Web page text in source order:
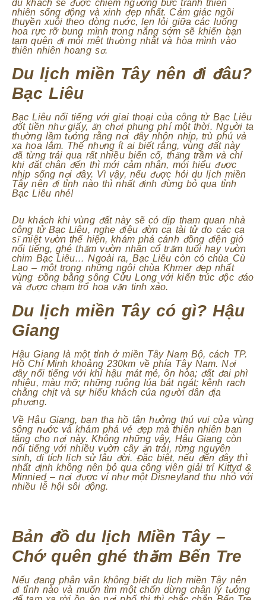
du khách sẽ được chiêm ngưỡng bức tranh thiên
nhiên sống động và xinh đẹp nhất. Cảm giác ngồi
thuyền xuôi theo dòng nước, len lỏi giữa các luống
hoa rực rỡ bung mình trong nắng sớm sẽ khiến bạn
tạm quên đi mỏi mệt thường nhật và hòa mình vào
thiên nhiên hoang sơ.
Du lịch miền Tây nên đi đâu?
Bạc Liêu
Bạc Liêu nổi tiếng với giai thoại của công tử Bạc Liêu
đốt tiền như giấy, ăn chơi phung phí một thời. Người ta
thường lầm tưởng rằng nơi đây nhộn nhịp, trù phú và
xa hoa lắm. Thế nhưng ít ai biết rằng, vùng đất này
đã từng trải qua rất nhiều biến cố, thăng trầm và chỉ
khi đặt chân đến thì mới cảm nhận, mới hiểu được
nhịp sống nơi đây. Vì vậy, nếu được hỏi du lịch miền
Tây nên đi tỉnh nào thì nhất định đừng bỏ qua tỉnh
Bạc Liêu nhé!
Du khách khi vùng đất này sẽ có dịp tham quan nhà
công tử Bạc Liêu, nghe điệu đờn ca tài tử do các ca
sĩ miệt vườn thể hiện, khám phá cánh đồng điện gió
nổi tiếng, ghé thăm vườn nhãn cổ trăm tuổi hay vườn
chim Bạc Liêu… Ngoài ra, Bạc Liêu còn có chùa Cù
Lao – một trong những ngôi chùa Khmer đẹp nhất
vùng Đồng bằng sông Cửu Long với kiến trúc độc đáo
và được chạm trổ hoa văn tinh xảo.
Du lịch miền Tây có gì? Hậu
Giang
Hậu Giang là một tỉnh ở miền Tây Nam Bộ, cách TP.
Hồ Chí Minh khoảng 230km về phía Tây Nam. Nơi
đây nổi tiếng với khí hậu mát mẻ, ôn hòa; đất đai phì
nhiêu, màu mỡ; những ruộng lúa bát ngát; kênh rạch
chằng chịt và sự hiếu khách của người dân địa
phương.
Về Hậu Giang, bạn tha hồ tận hưởng thú vui của vùng
sông nước và khám phá vẻ đẹp mà thiên nhiên ban
tặng cho nơi này. Không những vậy, Hậu Giang còn
nổi tiếng với nhiều vườn cây ăn trái, rừng nguyên
sinh, di tích lịch sử lâu đời. Đặc biệt, nếu đến đây thì
nhất định không nên bỏ qua công viên giải trí Kittyd &
Minnied – nơi được ví như một Disneyland thu nhỏ với
nhiều lễ hội sôi động.
Bản đồ du lịch Miền Tây –
Chớ quên ghé thăm Bến Tre
Nếu đang phân vân không biết du lịch miền Tây nên
đi tỉnh nào và muốn tìm một chốn dừng chân lý tưởng